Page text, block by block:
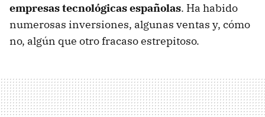
empresas tecnológicas españolas. Ha habido
numerosas inversiones, algunas ventas y, cómo
no, algún que otro fracaso estrepitoso.